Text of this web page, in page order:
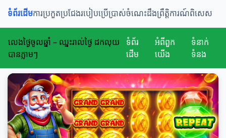
ទំព័រដើមការប្រកួតប្រជែងរបៀបប្រើប្រាស់ចំណេះដឹងព្រឹត្តិការណ៍ពិសេស
លេងថ្ងៃចូលឆ្នាំ – ឈ្នះរាល់ថ្ងៃ ដកលុយ
បានភ្លាមៗ
ទំព័រ
ដើម
អំពីពួក
យើង
ទំនាក់
ទំនង